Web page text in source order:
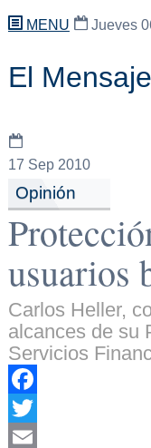
MENU Jueves
El
17 Sep 2010
Opinión
usuarios
Carlos Heller,
alcances de su
Servicios
Facebook
Twitter